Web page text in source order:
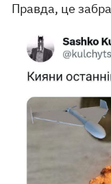
Правда, це